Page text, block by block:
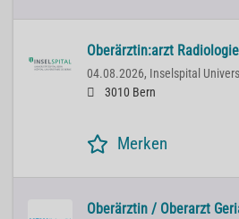
Oberärztin:arzt
04.08.2026, Inselspital
3010 Bern
Merken
Oberärztin / Oberarzt